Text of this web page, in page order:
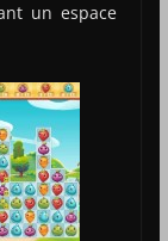
un espace